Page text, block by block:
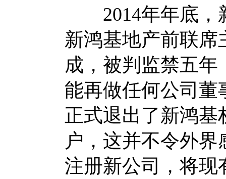
2014年年底，
新鸿基地产前联
成，被判监禁五年
能再做任何公司董
正式退出了新鸿
户，这并不令外
注册新公司，将现